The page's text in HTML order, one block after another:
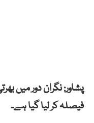
پشاور: نگران دور میں
فیصلہ کر لیا گیا ہے۔